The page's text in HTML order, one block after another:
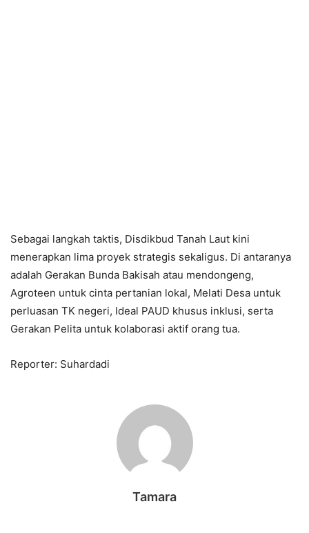
Sebagai langkah taktis, Disdikbud Tanah Laut kini
menerapkan lima proyek strategis sekaligus. Di antaranya
adalah Gerakan Bunda Bakisah atau mendongeng,
Agroteen untuk cinta pertanian lokal, Melati Desa untuk
perluasan TK negeri, Ideal PAUD khusus inklusi, serta
Gerakan Pelita untuk kolaborasi aktif orang tua.
Reporter: Suhardadi
Tamara